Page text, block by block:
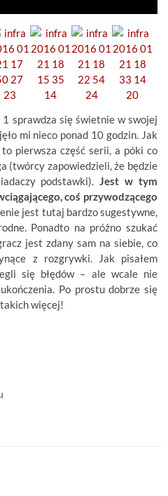
1 sprawdza się świetnie w swojej
mi nieco ponad 10 godzin. Jak
pierwsza część serii, a póki co
(twórcy zapowiedzieli, że będzie
podstawki).Jest w tym
coś przywodzącego
jest tutaj bardzo sugestywne,
Ponadto na próżno szukać
jest zdany sam na siebie, co
z rozgrywki. Jak pisałem
się błędów – ale wcale nie
Po prostu dobrze się
więcej!